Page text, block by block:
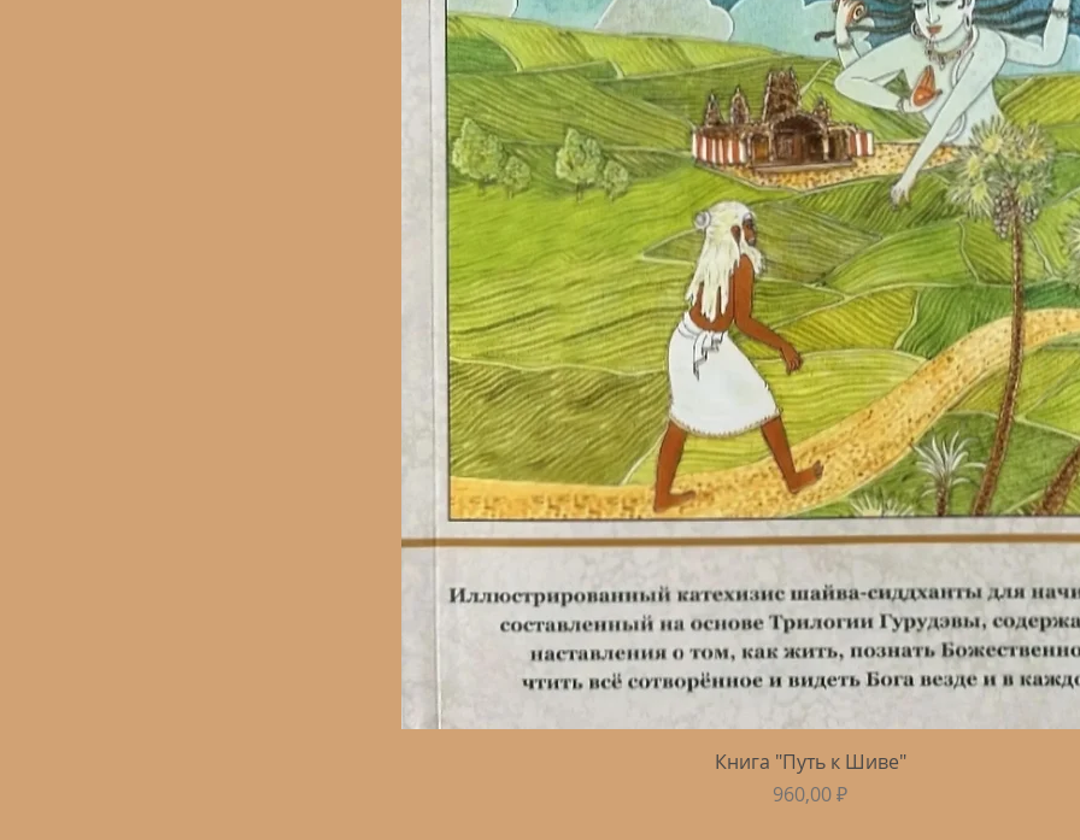
Быстрый просмотр
Книга "Путь к Шиве"
Цена
960,00 ₽